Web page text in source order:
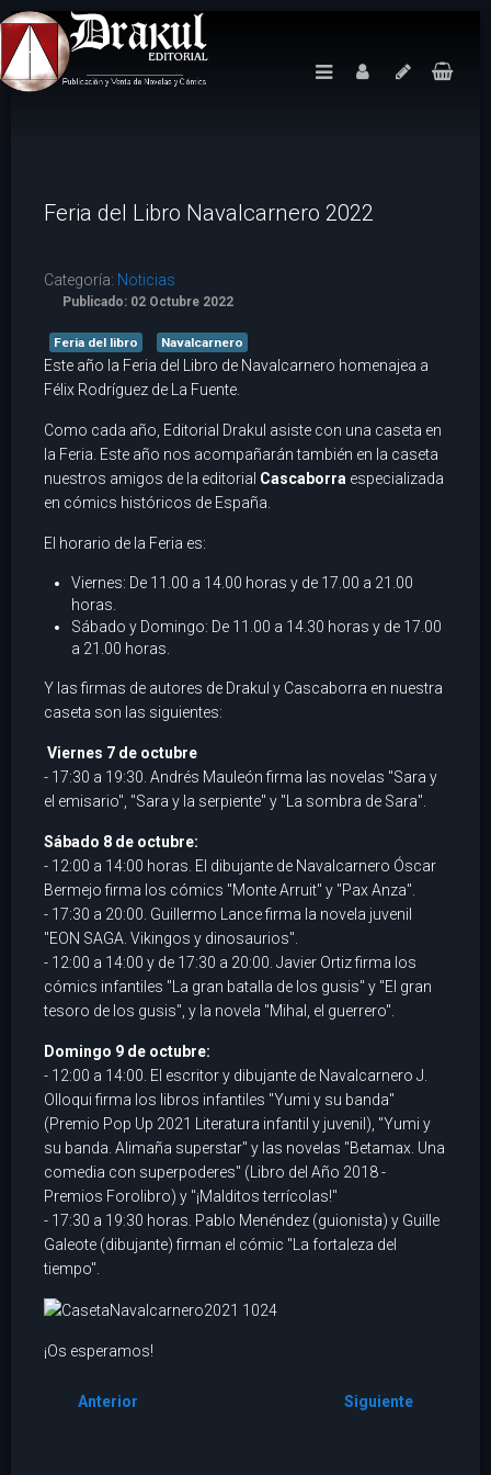
Feria del Libro Navalcarnero 2022
Categoría: Noticias
Publicado: 02 Octubre 2022
Feria del libro Navalcarnero
Este año la Feria del Libro de Navalcarnero homenajea a
Félix Rodríguez de La Fuente.
Como cada año, Editorial Drakul asiste con una caseta en
la Feria. Este año nos acompañarán también en la caseta
nuestros amigos de la editorial Cascaborra especializada
en cómics históricos de España.
El horario de la Feria es:
Viernes: De 11.00 a 14.00 horas y de 17.00 a 21.00
horas.
Sábado y Domingo: De 11.00 a 14.30 horas y de 17.00
a 21.00 horas.
Y las firmas de autores de Drakul y Cascaborra en nuestra
caseta son las siguientes:
Viernes 7 de octubre
- 17:30 a 19:30. Andrés Mauleón firma las novelas "Sara y
el emisario", "Sara y la serpiente" y "La sombra de Sara".
Sábado 8 de octubre:
- 12:00 a 14:00 horas. El dibujante de Navalcarnero Óscar
Bermejo firma los cómics "Monte Arruit" y "Pax Anza".
- 17:30 a 20:00. Guillermo Lance firma la novela juvenil
"EON SAGA. Vikingos y dinosaurios".
- 12:00 a 14:00 y de 17:30 a 20:00. Javier Ortiz firma los
cómics infantiles "La gran batalla de los gusis" y "El gran
tesoro de los gusis", y la novela "Mihal, el guerrero".
Domingo 9 de octubre:
- 12:00 a 14:00. El escritor y dibujante de Navalcarnero J.
Olloqui firma los libros infantiles "Yumi y su banda"
(Premio Pop Up 2021 Literatura infantil y juvenil), "Yumi y
su banda. Alimaña superstar" y las novelas "Betamax. Una
comedia con superpoderes" (Libro del Año 2018 -
Premios Forolibro) y "¡Malditos terrícolas!"
- 17:30 a 19:30 horas. Pablo Menéndez (guionista) y Guille
Galeote (dibujante) firman el cómic "La fortaleza del
tiempo".
¡Os esperamos!
Anterior Siguiente